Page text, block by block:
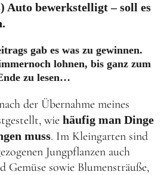
Auto bewerkstelligt – soll es
gab es was zu gewinnen.
lohnen, bis ganz zum
zu lesen…
der Übernahme meines
wie häufig man Dinge
muss. Im Kleingarten sind
Jungpflanzen auch
Gemüse sowie Blumensträuße,